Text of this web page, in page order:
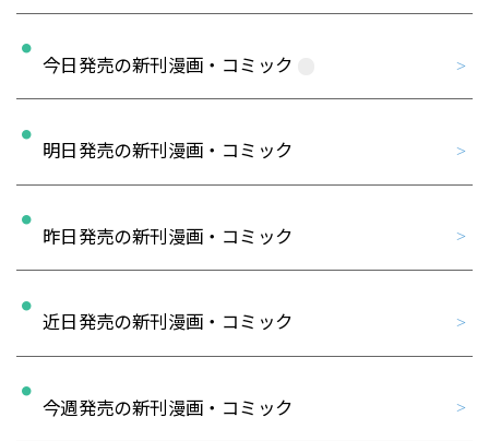
今日発売の新刊漫画・コミック
明日発売の新刊漫画・コミック
昨日発売の新刊漫画・コミック
近日発売の新刊漫画・コミック
今週発売の新刊漫画・コミック